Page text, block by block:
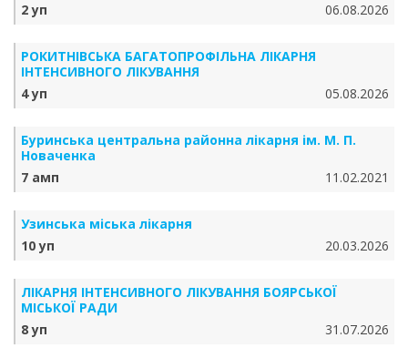
2 уп
06.08.2026
РОКИТНІВСЬКА БАГАТОПРОФІЛЬНА ЛІКАРНЯ
ІНТЕНСИВНОГО ЛІКУВАННЯ
4 уп
05.08.2026
Буринська центральна районна лікарня ім. М. П.
Новаченка
7 амп
11.02.2021
Узинська міська лікарня
10 уп
20.03.2026
ЛІКАРНЯ ІНТЕНСИВНОГО ЛІКУВАННЯ БОЯРСЬКОЇ
МІСЬКОЇ РАДИ
8 уп
31.07.2026